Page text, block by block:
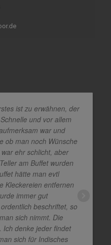
ist zu erwähnen, der
und vor allem
war und
ob man noch Wünsche
ehr schlicht, aber
am Buffet wurden
hätte man evtl
Kleckereien entfernen
immer gut
beschriftet, so
sich nimmt. Die
Ich denke jeder findet
sich für Indisches